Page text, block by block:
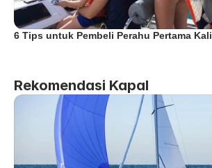
6 Tips untuk Pembeli Perahu Pertama Kali
Rekomendasi Kapal